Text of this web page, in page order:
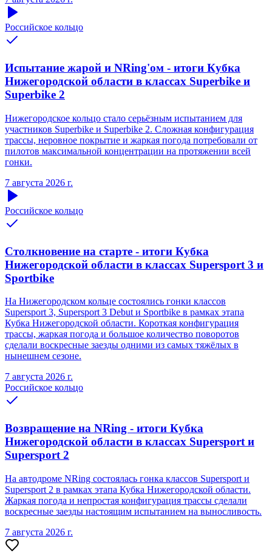
Российское кольцо
Испытание жарой и NRing'ом - итоги Кубка
Нижегородской области в классах Superbike и
Superbike 2
Нижегородское кольцо стало серьёзным испытанием для
участников Superbike и Superbike 2. Сложная конфигурация
трассы, неровное покрытие и жаркая погода потребовали от
пилотов максимальной концентрации на протяжении всей
гонки.
7 августа 2026 г.
Российское кольцо
Столкновение на старте - итоги Кубка
Нижегородской области в классах Supersport 3 и
Sportbike
На Нижегородском кольце состоялись гонки классов
Supersport 3, Supersport 3 Debut и Sportbike в рамках этапа
Кубка Нижегородской области. Короткая конфигурация
трассы, жаркая погода и большое количество поворотов
сделали воскресные заезды одними из самых тяжёлых в
нынешнем сезоне.
7 августа 2026 г.
Российское кольцо
Возвращение на NRing - итоги Кубка
Нижегородской области в классах Supersport и
Supersport 2
На автодроме NRing состоялась гонка классов Supersport и
Supersport 2 в рамках этапа Кубка Нижегородской области.
Жаркая погода и непростая конфигурация трассы сделали
воскресные заезды настоящим испытанием на выносливость.
7 августа 2026 г.